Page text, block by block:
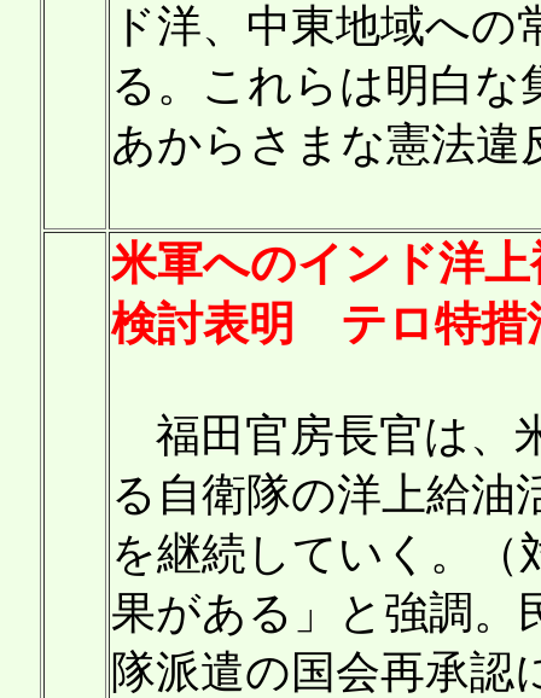
ド洋、中東地域へ
る。これらは明白な
あからさまな憲法違
米軍へのインド洋
検討表明 テロ特措
福田官房長官は、
る自衛隊の洋上給油
を継続していく。（
果がある」と強調。
隊派遣の国会再承認